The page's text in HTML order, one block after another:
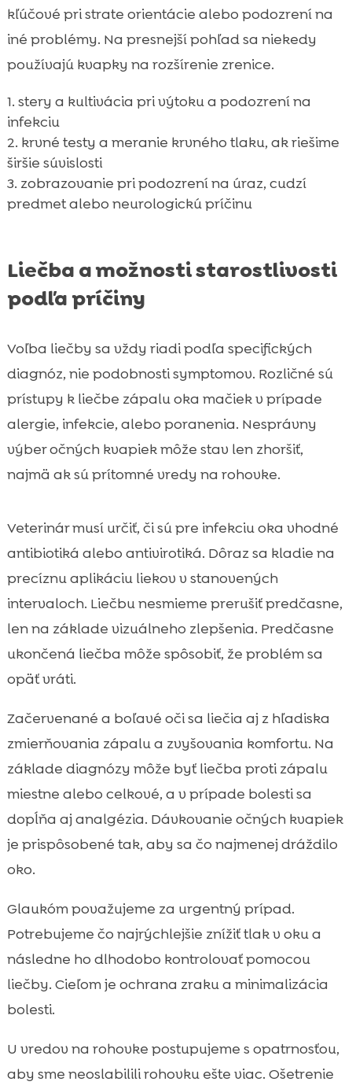
kľúčové pri strate orientácie alebo podozrení na
iné problémy. Na presnejší pohľad sa niekedy
používajú kvapky na rozšírenie zrenice.
stery a kultivácia pri výtoku a podozrení na
infekciu
krvné testy a meranie krvného tlaku, ak riešime
širšie súvislosti
zobrazovanie pri podozrení na úraz, cudzí
predmet alebo neurologickú príčinu
Liečba a možnosti starostlivosti
podľa príčiny
Voľba liečby sa vždy riadi podľa specifických
diagnóz, nie podobnosti symptomov. Rozličné sú
prístupy k liečbe zápalu oka mačiek v prípade
alergie, infekcie, alebo poranenia. Nesprávny
výber očných kvapiek môže stav len zhoršiť,
najmä ak sú prítomné vredy na rohovke.
Veterinár musí určiť, či sú pre infekciu oka vhodné
antibiotiká alebo antivirotiká. Dôraz sa kladie na
precíznu aplikáciu liekov v stanovených
intervaloch. Liečbu nesmieme prerušiť predčasne,
len na základe vizuálneho zlepšenia. Predčasne
ukončená liečba môže spôsobiť, že problém sa
opäť vráti.
Začervenané a boľavé oči sa liečia aj z hľadiska
zmierňovania zápalu a zvyšovania komfortu. Na
základe diagnózy môže byť liečba proti zápalu
miestne alebo celkové, a v prípade bolesti sa
dopĺňa aj analgézia. Dávkovanie očných kvapiek
je prispôsobené tak, aby sa čo najmenej dráždilo
oko.
Glaukóm považujeme za urgentný prípad.
Potrebujeme čo najrýchlejšie znížiť tlak v oku a
následne ho dlhodobo kontrolovať pomocou
liečby. Cieľom je ochrana zraku a minimalizácia
bolesti.
U vredov na rohovke postupujeme s opatrnosťou,
aby sme neoslabilili rohovku ešte viac. Ošetrenie